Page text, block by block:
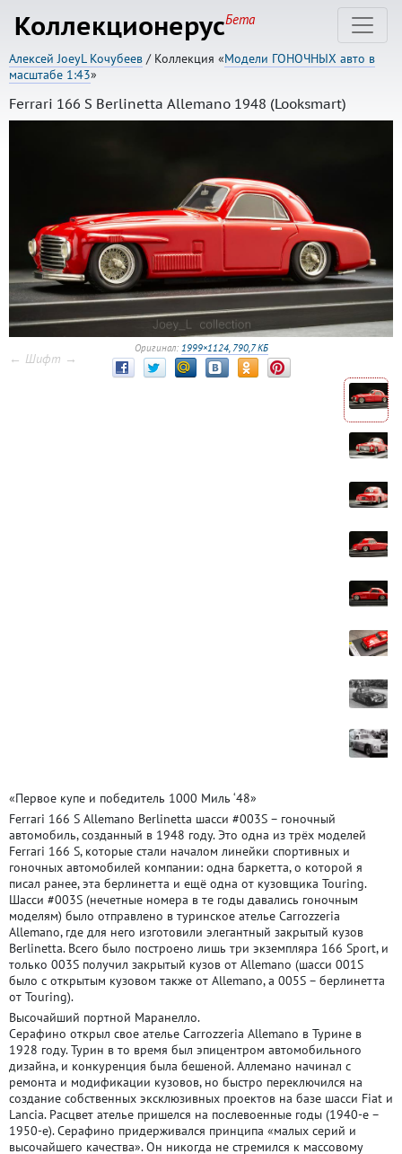
КоллекционерусБета
Алексей JoeyL Кочубеев / Коллекция «Модели ГОНОЧНЫХ авто в
масштабе 1:43»
Ferrari 166 S Berlinetta Allemano 1948 (Looksmart)
Оригинал: 1999×1124, 790,7 КБ
← Шифт →
«Первое купе и победитель 1000 Миль ‘48»
Ferrari 166 S Allemano Berlinetta шасси #003S – гоночный
автомобиль, созданный в 1948 году. Это одна из трёх моделей
Ferrari 166 S, которые стали началом линейки спортивных и
гоночных автомобилей компании: одна баркетта, о которой я
писал ранее, эта берлинетта и ещё одна от кузовщика Touring.
Шасси #003S (нечетные номера в те годы давались гоночным
моделям) было отправлено в туринское ателье Carrozzeria
Allemano, где для него изготовили элегантный закрытый кузов
Berlinetta. Всего было построено лишь три экземпляра 166 Sport, и
только 003S получил закрытый кузов от Allemano (шасси 001S
было с открытым кузовом также от Allemano, а 005S – берлинетта
от Touring).
Высочайший портной Маранелло.
Серафино открыл свое ателье Carrozzeria Allemano в Турине в
1928 году. Турин в то время был эпицентром автомобильного
дизайна, и конкуренция была бешеной. Аллемано начинал с
ремонта и модификации кузовов, но быстро переключился на
создание собственных эксклюзивных проектов на базе шасси Fiat и
Lancia. Расцвет ателье пришелся на послевоенные годы (1940-е –
1950-е). Серафино придерживался принципа «малых серий и
высочайшего качества». Он никогда не стремился к массовому